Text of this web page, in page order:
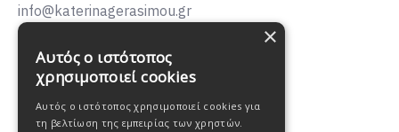
info@katerinagerasimou.gr
GERASIMOU
FASHION
×
Αυτός ο ιστότοπος
χρησιμοποιεί cookies
Αυτός ο ιστότοπος χρησιμοποιεί cookies για
τη βελτίωση της εμπειρίας των χρηστών.